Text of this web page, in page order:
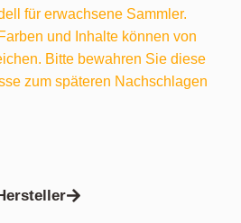
für erwachsene Sammler.
und Inhalte können von
Bitte bewahren Sie diese
zum späteren Nachschlagen